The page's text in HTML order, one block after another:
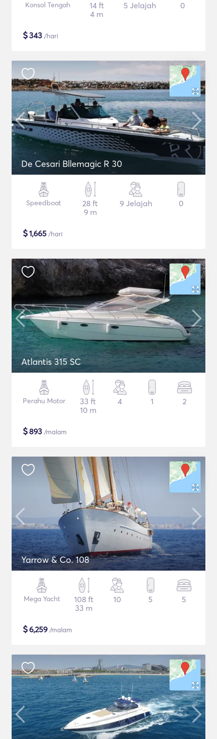
Konsol Tengah
14 ft
4 m
5 Jelajah 0
$343 /hari
De Cesari Bllemagic R 30
Speedboat
28 ft
9 m
9 Jelajah 0
$1,665 /hari
Atlantis 315 SC
Perahu Motor
33 ft
10 m
4 1 2
$893 /malam
Yarrow & Co. 108
Mega Yacht
108 ft
33 m
10 5 5
$6,259 /malam